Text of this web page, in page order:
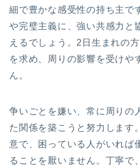
細で豊かな感受性の持ち主で
や完璧主義に、強い共感力と
えるでしょう。2日生まれの
を求め、周りの影響を受けや
ん。
争いごとを嫌い、常に周りの
た関係を築こうと努力します
意で、困っている人がいれば
ることを厭いません。丁寧で